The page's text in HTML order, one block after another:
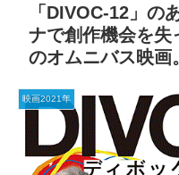
「DIVOC-12」の
ナで創作機会を失
のオムニバス映画。
映画2021年